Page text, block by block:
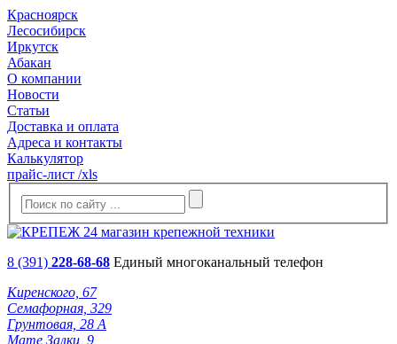
Красноярск
Лесосибирск
Иркутск
Абакан
О компании
Новости
Статьи
Доставка и оплата
Адреса и контакты
Калькулятор
прайс-лист /xls
8 (391) 228-68-68 Единый многоканальный телефон
Киренского, 67
Семафорная, 329
Грунтовая, 28 А
Мате Залки, 9